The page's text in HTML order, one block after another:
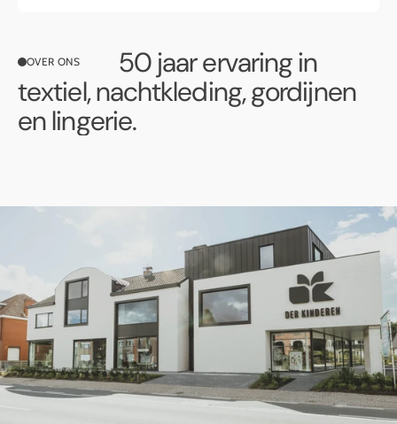
OVER ONS
50 jaar ervaring in
textiel, nachtkleding, gordijnen
en lingerie.